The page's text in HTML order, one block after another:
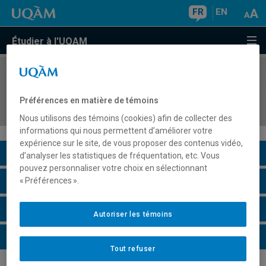
FR EN
Étudier à l'UQAM
COURS//
d'affaires
Description du cours
Horaire - Été 2026
Horaire - Automne 2026
Horaire - Hiver 2027
Préférences en matière de témoins
Nous utilisons des témoins (cookies) afin de collecter des
informations qui nous permettent d’améliorer votre
expérience sur le site, de vous proposer des contenus vidéo,
d’analyser les statistiques de fréquentation, etc. Vous
pouvez personnaliser votre choix en sélectionnant
« Préférences ».
Tout refuser
Autoriser les témoins